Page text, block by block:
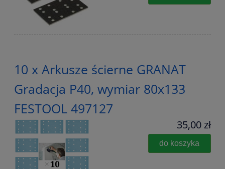
10 x Arkusze ścierne GRANAT
Gradacja P40, wymiar 80x133
FESTOOL 497127
35,00 zł
do koszyka